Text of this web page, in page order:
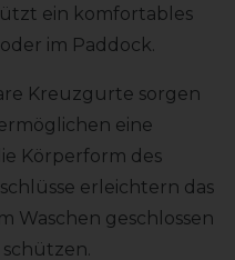
ein komfortables
im Paddock.
Kreuzgurte sorgen
eine
Körperform des
erleichtern das
Waschen geschlossen